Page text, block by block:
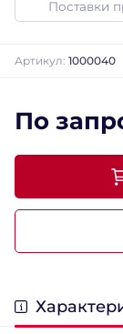
Поставки
Артикул: 1000040
По